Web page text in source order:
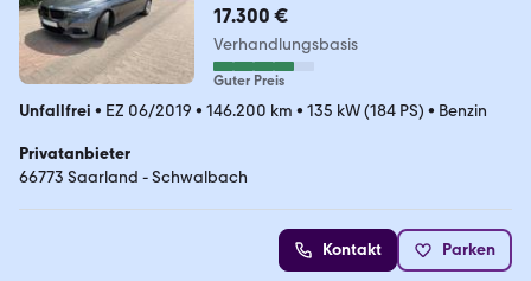
17.300 €
Verhandlungsbasis
Guter Preis
Unfallfrei • EZ 06/2019 • 146.200 km • 135 kW (184 PS) • Benzin
Privatanbieter
66773 Saarland - Schwalbach
Kontakt Parken